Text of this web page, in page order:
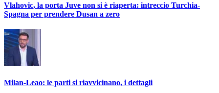
Vlahovic, la porta Juve non si è riaperta: intreccio Turchia-
Spagna per prendere Dusan a zero
Milan-Leao: le parti si riavvicinano, i dettagli